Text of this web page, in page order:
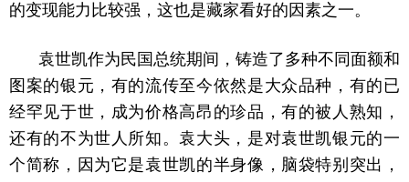
的变现能力比较强，这也是藏家看好的因素之一。
袁世凯作为民国总统期间，铸造了多种不同面额和
图案的银元，有的流传至今依然是大众品种，有的已
经罕见于世，成为价格高昂的珍品，有的被人熟知，
还有的不为世人所知。袁大头，是对袁世凯银元的一
个简称，因为它是袁世凯的半身像，脑袋特别突出，